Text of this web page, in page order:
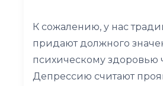
К сожалению, у нас
придают должного
психическому здоровью
Депрессию считают